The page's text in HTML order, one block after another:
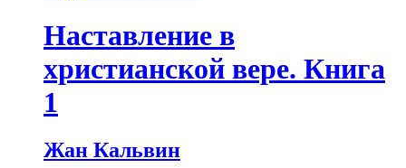
Наставление в
христианской вере. Книга
1
Жан Кальвин